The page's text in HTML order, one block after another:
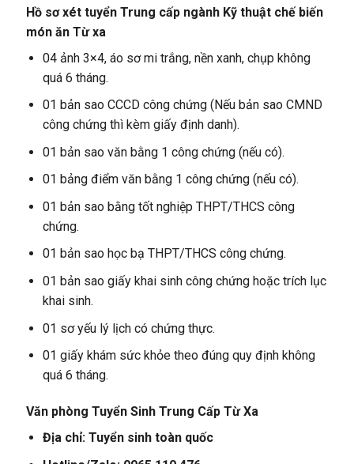
Hồ sơ xét tuyển Trung cấp ngành Kỹ thuật chế biến
món ăn Từ xa
04 ảnh 3×4, áo sơ mi trắng, nền xanh, chụp không
quá 6 tháng.
01 bản sao CCCD công chứng (Nếu bản sao CMND
công chứng thì kèm giấy định danh).
01 bản sao văn bằng 1 công chứng (nếu có).
01 bảng điểm văn bằng 1 công chứng (nếu có).
01 bản sao bằng tốt nghiệp THPT/THCS công
chứng.
01 bản sao học bạ THPT/THCS công chứng.
01 bản sao giấy khai sinh công chứng hoặc trích lục
khai sinh.
01 sơ yếu lý lịch có chứng thực.
01 giấy khám sức khỏe theo đúng quy định không
quá 6 tháng.
Văn phòng Tuyển Sinh Trung Cấp Từ Xa
Địa chỉ: Tuyển sinh toàn quốc